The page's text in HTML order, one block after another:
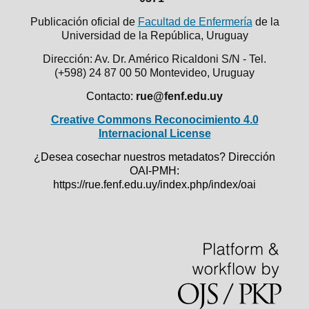
Publicación oficial de Facultad de Enfermería de la
Universidad de la República, Uruguay
Dirección: Av. Dr. Américo Ricaldoni S/N - Tel.
(+598) 24 87 00 50 Montevideo, Uruguay
Contacto: rue@fenf.edu.uy
Creative Commons Reconocimiento 4.0
Internacional License
¿Desea cosechar nuestros metadatos? Dirección
OAI-PMH:
https://rue.fenf.edu.uy/index.php/index/oai